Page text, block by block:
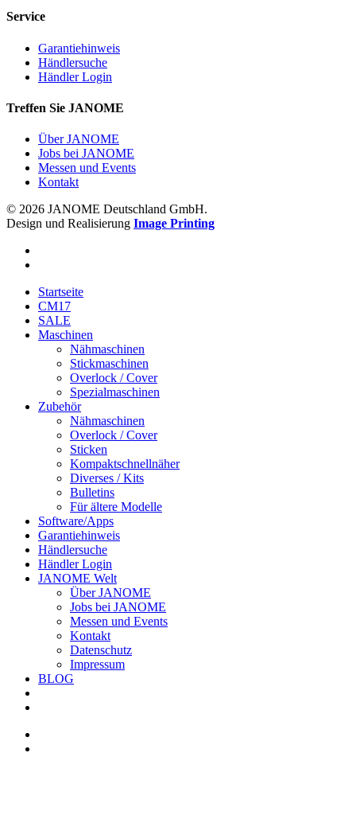
Service
Garantiehinweis
Händlersuche
Händler Login
Treffen Sie JANOME
Über JANOME
Jobs bei JANOME
Messen und Events
Kontakt
© 2026 JANOME Deutschland GmbH.
Design und Realisierung Image Printing
Startseite
CM17
SALE
Maschinen
Nähmaschinen
Stickmaschinen
Overlock / Cover
Spezialmaschinen
Zubehör
Nähmaschinen
Overlock / Cover
Sticken
Kompaktschnellnäher
Diverses / Kits
Bulletins
Für ältere Modelle
Software/Apps
Garantiehinweis
Händlersuche
Händler Login
JANOME Welt
Über JANOME
Jobs bei JANOME
Messen und Events
Kontakt
Datenschutz
Impressum
BLOG